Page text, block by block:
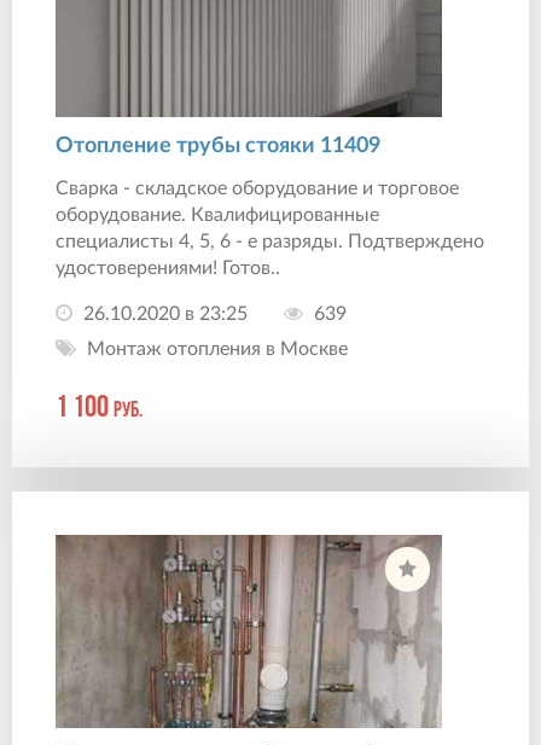
Отопление трубы стояки 11409
Сварка - складское оборудование и торговое
оборудование. Квалифицированные
специалисты 4, 5, 6 - е разряды. Подтверждено
удостоверениями! Готов..
26.10.2020 в 23:25
639
Монтаж отопления в Москве
1 100 руб.